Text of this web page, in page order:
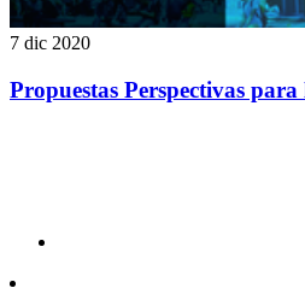
7 dic 2020
Propuestas Perspectivas